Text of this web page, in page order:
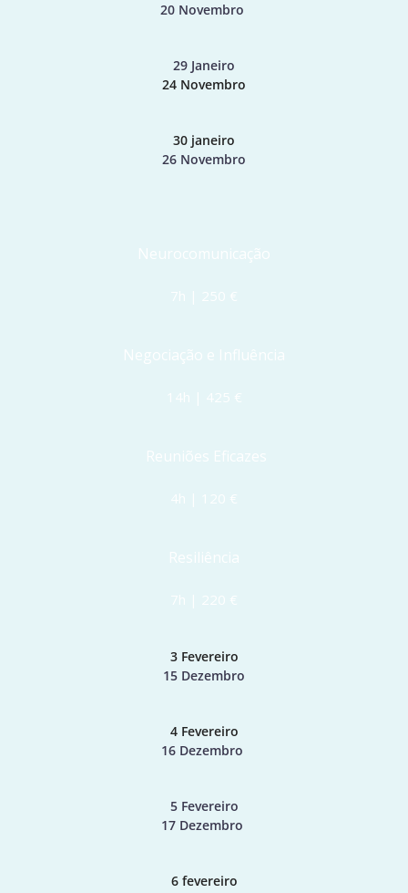
20 Novembro
29 Janeiro
24 Novembro
30 janeiro
26 Novembro
Neurocomunicação
7h | 250 €
Negociação e Influência
14h | 425 €
Reuniões Eficazes
4h | 120 €
Resiliência
7h | 220 €
3 Fevereiro
15 Dezembro
4 Fevereiro
16 Dezembro
5 Fevereiro
17 Dezembro
6 fevereiro